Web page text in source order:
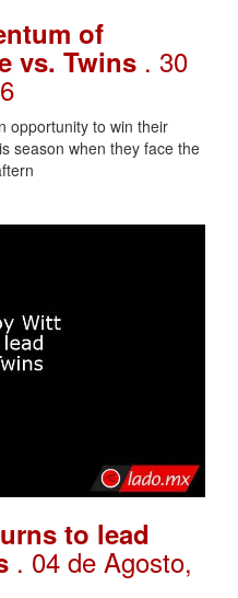
of
vs. Twins . 30
opportunity to win their
season when they face the
to lead
. 04 de Agosto,